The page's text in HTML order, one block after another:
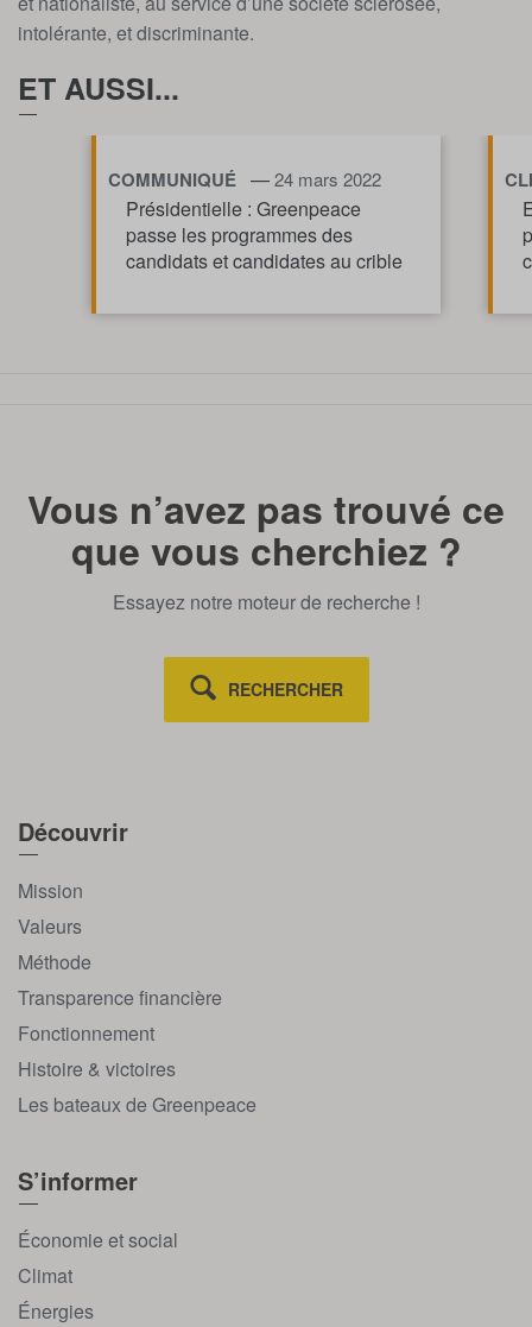
intolérante, et discriminante.
ET AUSSI...
COMMUNIQUÉ —24 mars 2022
Présidentielle : Greenpeace
passe les programmes des
candidats et candidates au crible
Vous n’avez pas trouvé ce
que vous cherchiez ?
Essayez notre moteur de recherche !
RECHERCHER
Découvrir
Mission
Valeurs
Méthode
Transparence financière
Fonctionnement
Histoire & victoires
Les bateaux de Greenpeace
S’informer
Économie et social
Climat
Énergies